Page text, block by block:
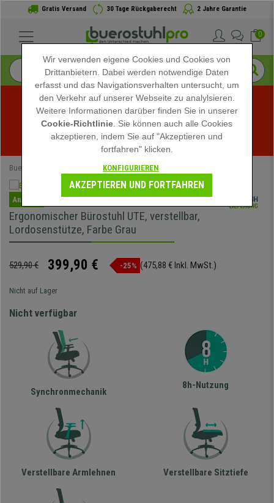
Gratis Versand 30 Tage Rückgaberecht 2 Jahre Garantie
0
Sommerschlussverkauf bei buerostuhlpro! Exklusive
Rabatte für kurze Zeit - Aktion ansehen -
Buerostuhlpro Ergonomische Bürostühle
Angebot
Ergonomischer Bürostuhl UTE, verstellbar,
Lordosenstütze, Farbe Grau
529,90 € 399,90 € -25% (475,88 € Inkl. MwSt.)
Nicht auf Lager
Nicht verfügbar
Synchronmechanik
8h-Nutzung
Verstellbare Armlehnen Verstellbare Sitztiefe
Wir verwenden eigene Cookies und Cookies von
Drittanbietern. Dabei werden notwendige Daten
erfasst und das Navigationsverhalten untersucht, um
den Verkehr auf unserer Webseite zu analylsieren.
Weitere Informationen darüber finden Sie in unserer
Cookie-Richtlinie . Sie können auch alle Cookies
akzeptieren, indem Sie auf "Akzeptieren und
fortfahren" klicken.
KONFIGURIEREN
AKZEPTIEREN UND FORTFAHREN